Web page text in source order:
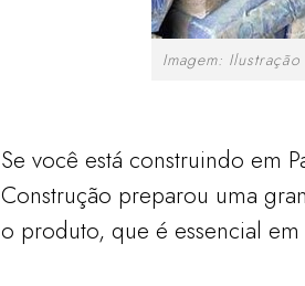
Imagem: Ilustração
Se você está construindo em
Construção preparou uma
o produto, que é essencial